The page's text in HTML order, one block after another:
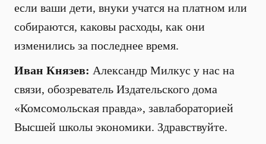
если ваши дети, внуки учатся на платном или
собираются, каковы расходы, как они
изменились за последнее время.
Иван Князев: Александр Милкус у нас на
связи, обозреватель Издательского дома
«Комсомольская правда», завлабораторией
Высшей школы экономики. Здравствуйте.